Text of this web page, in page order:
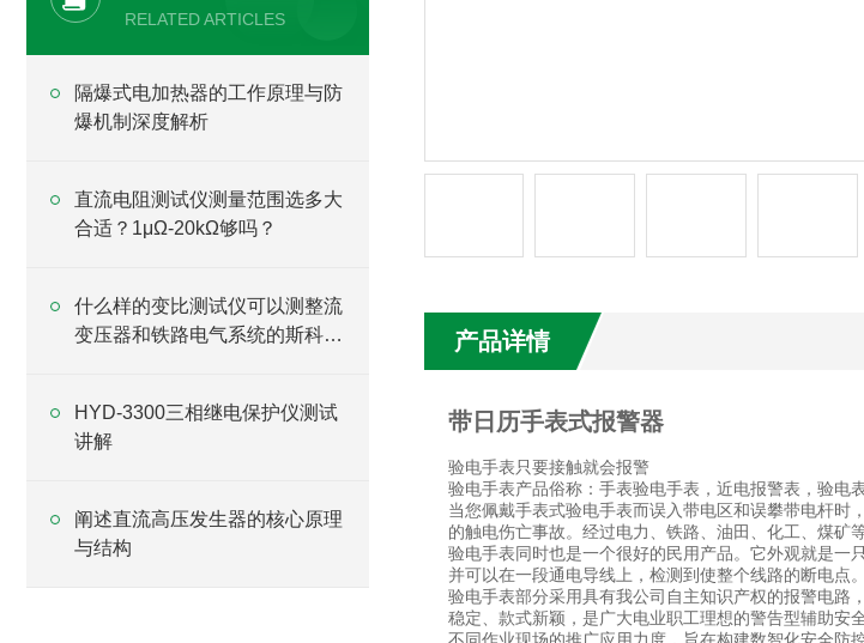
RELATED ARTICLES
隔爆式电加热器的工作原理与防
爆机制深度解析
直流电阻测试仪测量范围选多大
合适？1μΩ-20kΩ够吗？
什么样的变比测试仪可以测整流
变压器和铁路电气系统的斯科特
HYD-3300三相继电保护仪测试
讲解
阐述直流高压发生器的核心原理
与结构
产品详情
带日历手表式报警器
验电手表只要接触就会报警
验电手表产品俗称：手表验电手表，近电报警表，验电
当您佩戴手表式验电手表而误入带电区和误攀带电杆
的触电伤亡事故。经过电力、铁路、油田、化工、煤矿
验电手表同时也是一个很好的民用产品。它外观就是一
并可以在一段通电导线上，检测到使整个线路的断电点。
验电手表部分采用具有我公司自主知识产权的报警电路
稳定、款式新颖，是广大电业职工理想的警告型辅助安